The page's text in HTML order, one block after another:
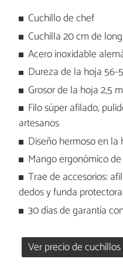
Cuchillo de chef
Cuchilla 20 cm de
Acero inoxidable
Dureza de la hoja 56-
Grosor de la hoja 2,5
Filo súper afilado,
artesanos
Diseño hermoso en la
Mango ergonómico
Trae de accesorios:
dedos y funda protectora
30 días de garantía
Ver precio de